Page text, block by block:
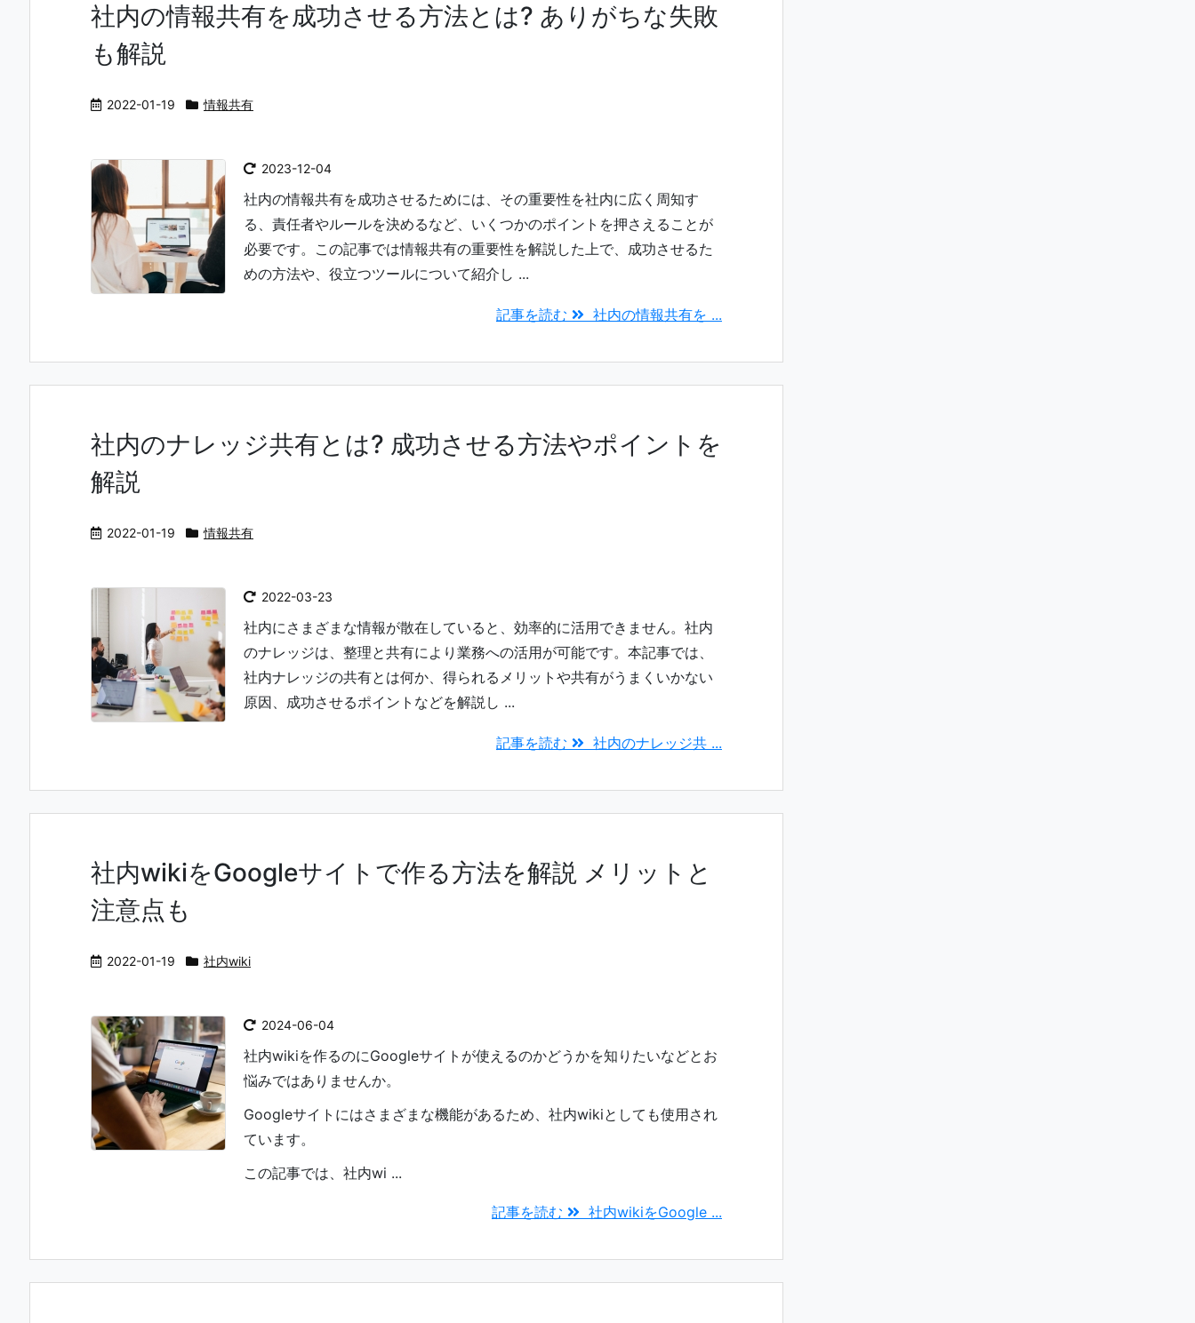
社内の情報共有を成功させる方法とは? ありがちな失敗
も解説
2022-01-19 情報共有
2023-12-04
社内の情報共有を成功させるためには、その重要性を社内に広く周知す
る、責任者やルールを決めるなど、いくつかのポイントを押さえることが
必要です。この記事では情報共有の重要性を解説した上で、成功させるた
めの方法や、役立つツールについて紹介し ...
記事を読む 社内の情報共有を ...
社内のナレッジ共有とは? 成功させる方法やポイントを
解説
2022-01-19 情報共有
2022-03-23
社内にさまざまな情報が散在していると、効率的に活用できません。社内
のナレッジは、整理と共有により業務への活用が可能です。本記事では、
社内ナレッジの共有とは何か、得られるメリットや共有がうまくいかない
原因、成功させるポイントなどを解説し ...
記事を読む 社内のナレッジ共 ...
社内wikiをGoogleサイトで作る方法を解説 メリットと
注意点も
2022-01-19 社内wiki
2024-06-04
社内wikiを作るのにGoogleサイトが使えるのかどうかを知りたいなどとお
悩みではありませんか。
Googleサイトにはさまざまな機能があるため、社内wikiとしても使用され
ています。
この記事では、社内wi ...
記事を読む 社内wikiをGoogle ...